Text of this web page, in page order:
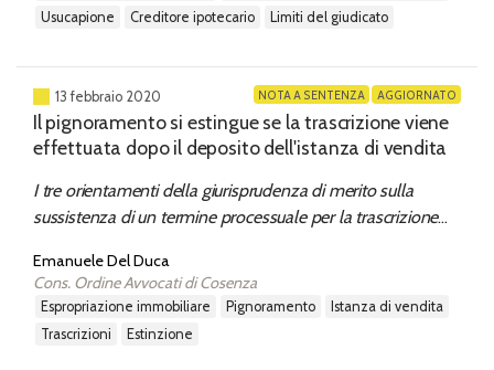
prova.
usucapione
creditore ipotecario limiti del giudicato
13 febbraio 2020 AGGIORNATO
NOTA A SENTENZA
Il pignoramento si estingue se la trascrizione viene
effettuata dopo il deposito dell'istanza di vendita
I tre orientamenti della giurisprudenza di merito sulla
sussistenza di un termine processuale per la trascrizione
Emanuele Del Duca
Cons. Ordine Avvocati di Cosenza
espropriazione immobiliare pignoramento
istanza di vendita
trascrizioni
estinzione